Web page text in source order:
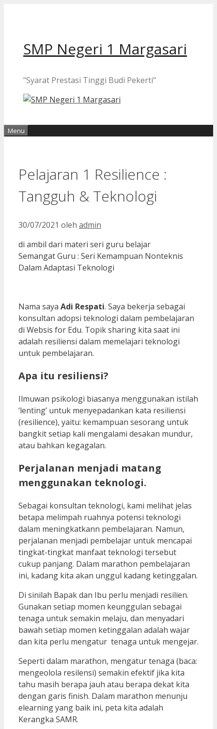
SMP Negeri 1 Margasari
"Syarat Prestasi Tinggi Budi Pekerti"
Menu
Pelajaran 1 Resilience :
Tangguh & Teknologi
30/07/2021 oleh admin
di ambil dari materi seri guru belajar
Semangat Guru : Seri Kemampuan Nonteknis
Dalam Adaptasi Teknologi
Nama saya Adi Respati. Saya bekerja sebagai
konsultan adopsi teknologi dalam pembelajaran
di Websis for Edu. Topik sharing kita saat ini
adalah resiliensi dalam memelajari teknologi
untuk pembelajaran.
Apa itu resiliensi?
Ilmuwan psikologi biasanya menggunakan istilah
‘lenting’ untuk menyepadankan kata resiliensi
(resilience), yaitu: kemampuan sesorang untuk
bangkit setiap kali mengalami desakan mundur,
atau bahkan kegagalan.
Perjalanan menjadi matang
menggunakan teknologi.
Sebagai konsultan teknologi, kami melihat jelas
betapa melimpah ruahnya potensi teknologi
dalam meningkatkann pembelajaran. Namun,
perjalanan menjadi pembelajar untuk mencapai
tingkat-tingkat manfaat teknologi tersebut
cukup panjang. Dalam marathon pembelajaran
ini, kadang kita akan unggul kadang ketinggalan.
Di sinilah Bapak dan Ibu perlu menjadi resilien.
Gunakan setiap momen keunggulan sebagai
tenaga untuk semakin melaju, dan menyadari
bawah setiap momen ketinggalan adalah wajar
dan kita perlu mengatur tenaga untuk mengejar.
Seperti dalam marathon, mengatur tenaga (baca:
mengeolola resilensi) semakin efektif jika kita
tahu masih berapa jauh atau berapa dekat kita
dengan garis finish. Dalam marathon menunju
elearning yang baik ini, peta kita adalah
Kerangka SAMR.